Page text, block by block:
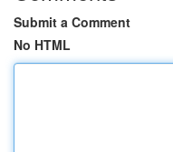
Submit a Comment
No HTML